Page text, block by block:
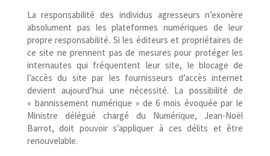
La responsabilité des individus agresseurs n’exonère
absolument pas les plateformes numériques de leur
propre responsabilité. Si les éditeurs et propriétaires de
ce site ne prennent pas de mesures pour protéger les
internautes qui fréquentent leur site, le blocage de
l’accès du site par les fournisseurs d’accès internet
devient aujourd’hui une nécessité. La possibilité de
« bannissement numérique » de 6 mois évoquée par le
Ministre délégué chargé du Numérique, Jean-​Noël
Barrot, doit pouvoir s’appliquer à ces délits et être
renouvelable.